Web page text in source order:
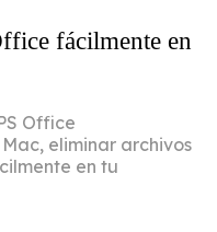
fácilmente en
Office
eliminar archivos
en tu